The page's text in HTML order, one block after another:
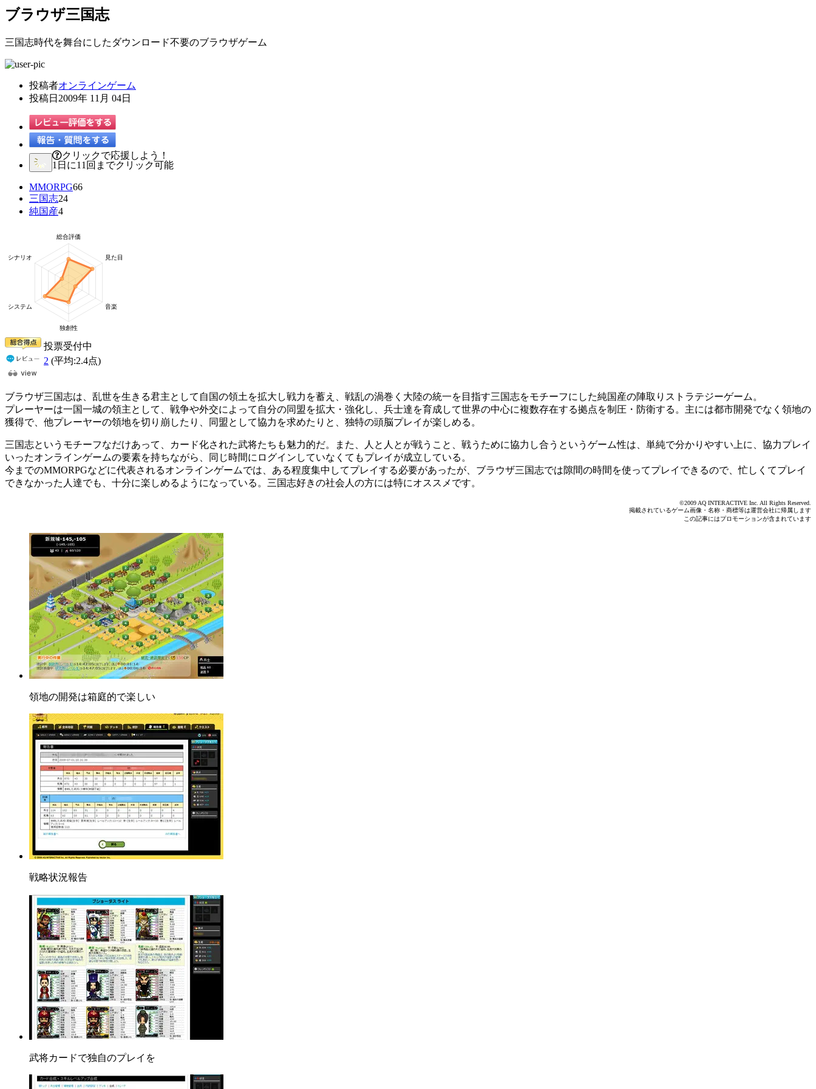
ブラウザ三国志
三国志時代を舞台にしたダウンロード不要のブラウザゲーム
投稿者オンラインゲーム
投稿日 2009年 11月 04日
クリックで応援しよう！
1日に11回までクリック可能
MMORPG66
三国志24
純国産4
投票受付中
2 (平均:2.4点)
ブラウザ三国志は、乱世を生きる君主として自国の領土を拡大し戦力を蓄え、戦乱の渦巻く大陸の統一を目指す三国志をモチーフにした純国産の陣取りストラテジーゲーム。
プレーヤーは一国一城の領主として、戦争や外交によって自分の同盟を拡大・強化し、兵士達を育成して世界の中心に複数存在する拠点を制圧・防衛する。主には都市開発でなく領地の
獲得で、他プレーヤーの領地を切り崩したり、同盟として協力を求めたりと、独特の頭脳プレイが楽しめる。
三国志というモチーフなだけあって、カード化された武将たちも魅力的だ。また、人と人とが戦うこと、戦うために協力し合うというゲーム性は、単純で分かりやすい上に、協力プレイ
いったオンラインゲームの要素を持ちながら、同じ時間にログインしていなくてもプレイが成立している。
今までのMMORPGなどに代表されるオンラインゲームでは、ある程度集中してプレイする必要があったが、ブラウザ三国志では隙間の時間を使ってプレイできるので、忙しくてプレイ
できなかった人達でも、十分に楽しめるようになっている。三国志好きの社会人の方には特にオススメです。
©2009 AQ INTERACTIVE Inc. All Rights Reserved.
掲載されているゲーム画像・名称・商標等は運営会社に帰属します
この記事にはプロモーションが含まれています
領地の開発は箱庭的で楽しい
戦略状況報告
武将カードで独自のプレイを